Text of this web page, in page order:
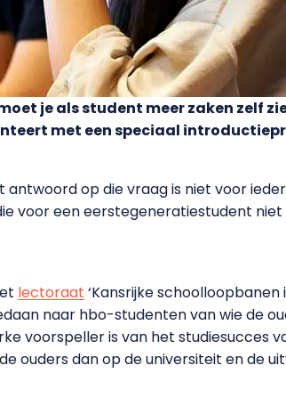
je als student meer zaken zelf
met een speciaal
op die vraag is niet voor
voor een eerstegeneratiestudent niet
lectoraat ‘Kansrijke
naar hbo-studenten van wie de
voorspeller is van het studiesucces
ouders dan op de universiteit en de